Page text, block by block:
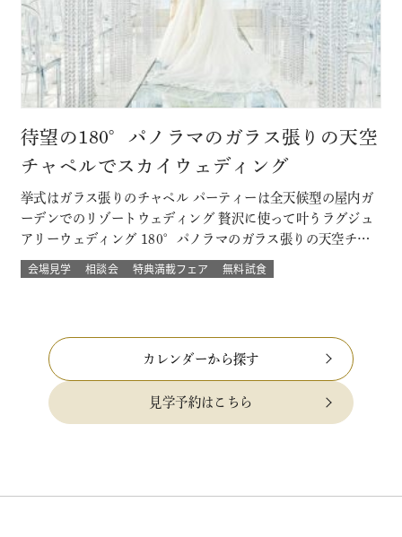
待望の180°パノラマのガラス張りの天空
チャペルでスカイウェディング
挙式はガラス張りのチャペル パーティーは全天候型の屋内ガ
ーデンでのリゾートウェディング 贅沢に使って叶うラグジュ
アリーウェディング 180°パノラマのガラス張りの天空チャ
ペルでは 流れる雲や透き通る青空に包まれ まるで空の上で
挙げる結婚式 組数限定！でご提供！ このフェアに含まれるコ
会場見学 相談会 特典満載フェア 無料試食
カレンダーから探す
見学予約はこちら